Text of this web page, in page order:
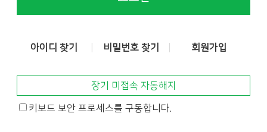
아이디 찾기 비밀번호 찾기 회원가입
장기 미접속 자동해지
키보드 보안 프로세스를 구동합니다.